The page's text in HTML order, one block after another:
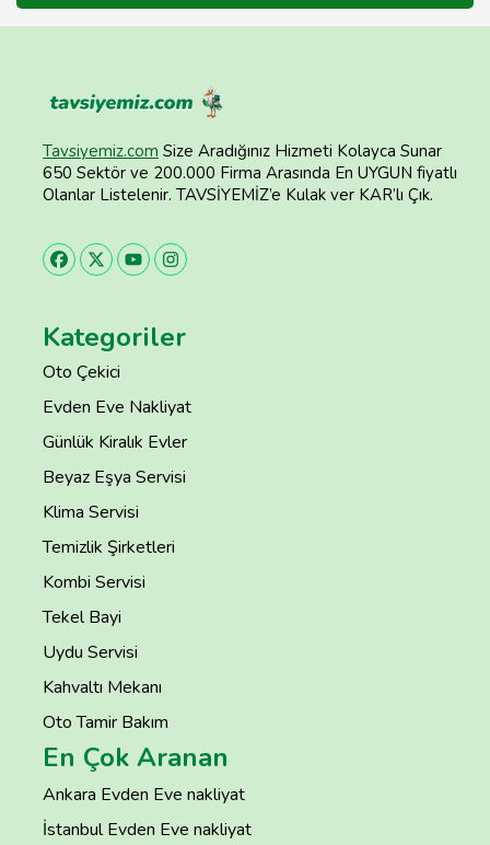
Tavsiyemiz.com Size Aradığınız Hizmeti Kolayca Sunar
650 Sektör ve 200.000 Firma Arasında En UYGUN fiyatlı
Olanlar Listelenir. TAVSİYEMİZ’e Kulak ver KAR’lı Çık.
Kategoriler
Oto Çekici
Evden Eve Nakliyat
Günlük Kiralık Evler
Beyaz Eşya Servisi
Klima Servisi
Temizlik Şirketleri
Kombi Servisi
Tekel Bayi
Uydu Servisi
Kahvaltı Mekanı
Oto Tamir Bakım
En Çok Aranan
Ankara Evden Eve nakliyat
İstanbul Evden Eve nakliyat